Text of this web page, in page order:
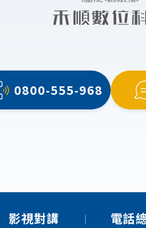
0800-555-968
影視對講 電話